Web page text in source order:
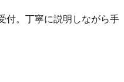
付。丁寧に説明しながら手